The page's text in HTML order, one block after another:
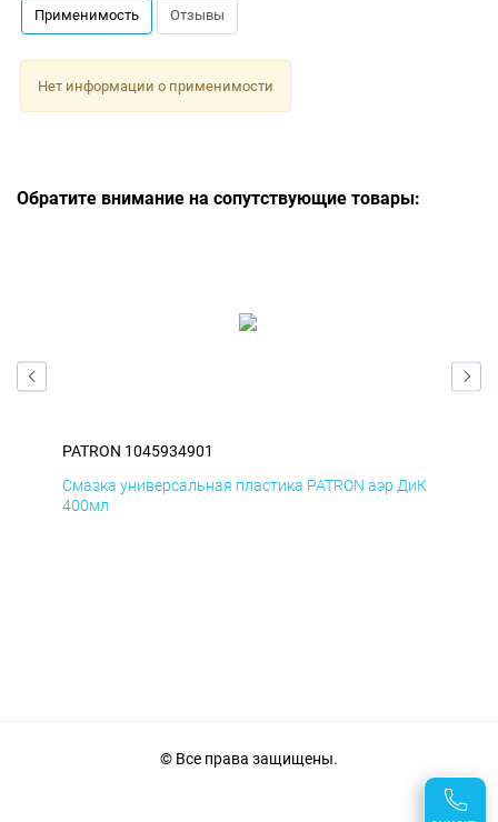
Применимость Отзывы
Нет информации о применимости
Обратите внимание на сопутствующие товары:
PATRON 1045934901
Смазка универсальная пластика PATRON аэр ДиК
400мл
© Все права защищены.